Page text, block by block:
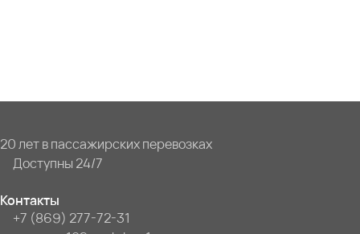
20 лет в пассажирских перевозках
Доступны 24/7
Контакты
+7 (869) 277-72-31